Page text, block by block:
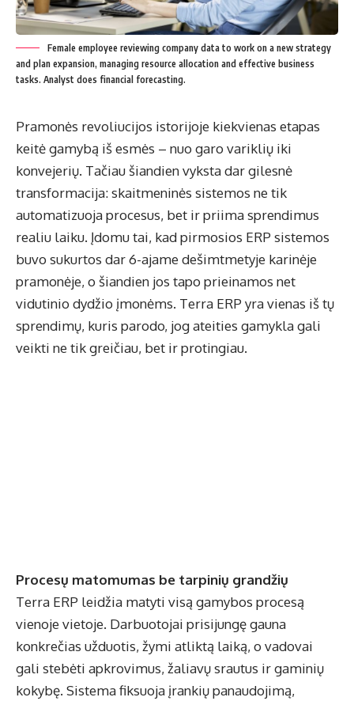
Female employee reviewing company data to work on a new strategy
and plan expansion, managing resource allocation and effective business
tasks. Analyst does financial forecasting.
Pramonės revoliucijos istorijoje kiekvienas etapas
keitė gamybą iš esmės – nuo garo variklių iki
konvejerių. Tačiau šiandien vyksta dar gilesnė
transformacija: skaitmeninės sistemos ne tik
automatizuoja procesus, bet ir priima sprendimus
realiu laiku. Įdomu tai, kad pirmosios ERP sistemos
buvo sukurtos dar 6-ajame dešimtmetyje karinėje
pramonėje, o šiandien jos tapo prieinamos net
vidutinio dydžio įmonėms. Terra ERP yra vienas iš tų
sprendimų, kuris parodo, jog ateities gamykla gali
veikti ne tik greičiau, bet ir protingiau.
Procesų matomumas be tarpinių grandžių
Terra ERP leidžia matyti visą gamybos procesą
vienoje vietoje. Darbuotojai prisijungę gauna
konkrečias užduotis, žymi atliktą laiką, o vadovai
gali stebėti apkrovimus, žaliavų srautus ir gaminių
kokybę. Sistema fiksuoja įrankių panaudojimą,